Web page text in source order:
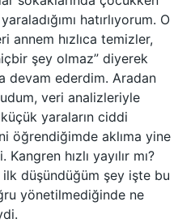
hatırlıyorum. O
annem hızlıca temizler,
şey olmaz” diyerek
devam ederdim. Aradan
veri analizleriyle
yaraların ciddi
öğrendiğimde aklıma yine
hızlı yayılır mı?
düşündüğüm şey işte bu
yönetilmediğinde ne